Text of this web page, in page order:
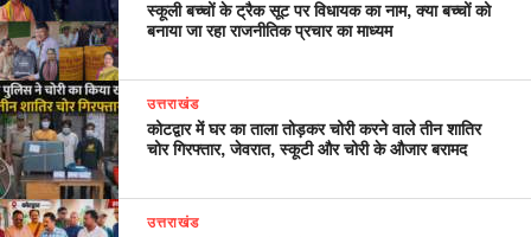
स्कूली बच्चों के ट्रैक सूट पर विधायक का नाम, क्या बच्चों को
बनाया जा रहा राजनीतिक प्रचार का माध्यम
उत्तराखंड
कोटद्वार में घर का ताला तोड़कर चोरी करने वाले तीन शातिर
चोर गिरफ्तार, जेवरात, स्कूटी और चोरी के औजार बरामद
उत्तराखंड